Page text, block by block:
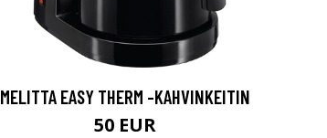
MELITTA EASY THERM -KAHVINKEITIN
50 EUR